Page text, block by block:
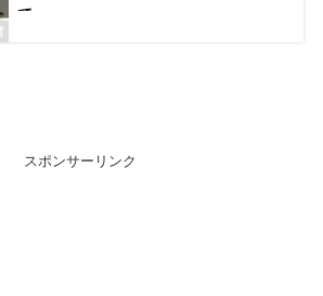
て
スポンサーリンク